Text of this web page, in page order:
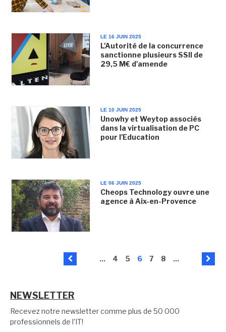
LE 16 JUIN 2025
L'Autorité de la concurrence
sanctionne plusieurs SSII de
29,5 M€ d'amende
LE 10 JUIN 2025
Unowhy et Weytop associés
dans la virtualisation de PC
pour l'Education
LE 06 JUIN 2025
Cheops Technology ouvre une
agence à Aix-en-Provence
... 4 5 6 7 8 ...
NEWSLETTER
Recevez notre newsletter comme plus de 50 000
professionnels de l'IT!